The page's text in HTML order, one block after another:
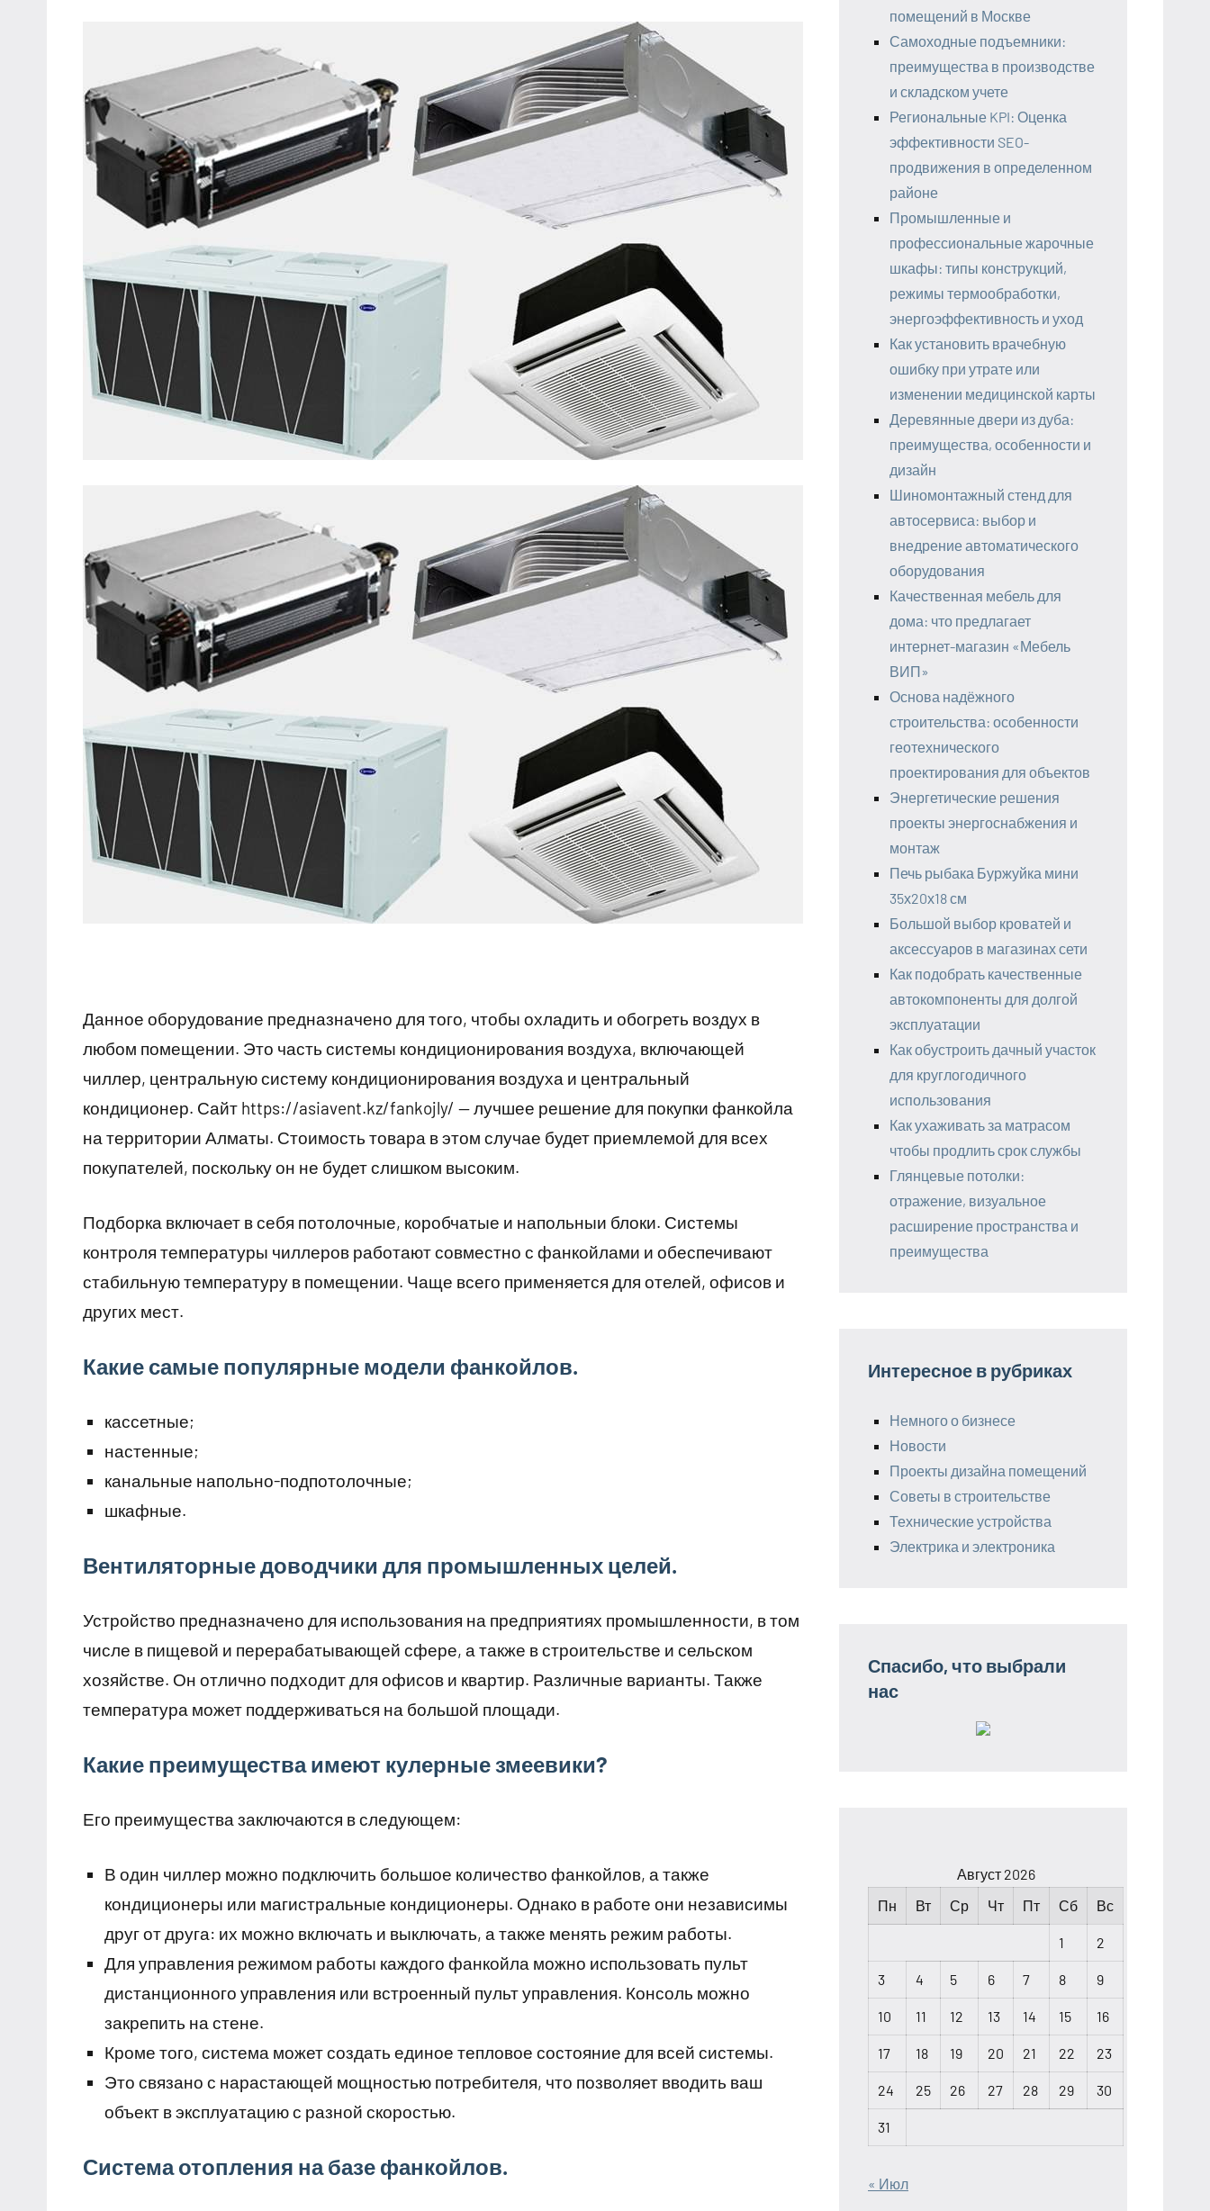
Данное оборудование предназначено для того, чтобы охладить и обогреть воздух в
любом помещении. Это часть системы кондиционирования воздуха, включающей
чиллер, центральную систему кондиционирования воздуха и центральный
кондиционер. Сайт https://asiavent.kz/fankojly/ — лучшее решение для покупки фанкойла
на территории Алматы. Стоимость товара в этом случае будет приемлемой для всех
покупателей, поскольку он не будет слишком высоким.
Подборка включает в себя потолочные, коробчатые и напольныи блоки. Системы
контроля температуры чиллеров работают совместно с фанкойлами и обеспечивают
стабильную температуру в помещении. Чаще всего применяется для отелей, офисов и
других мест.
Какие самые популярные модели фанкойлов.
кассетные;
настенные;
канальные напольно-подпотолочные;
шкафные.
Вентиляторные доводчики для промышленных целей.
Устройство предназначено для использования на предприятиях промышленности, в том
числе в пищевой и перерабатывающей сфере, а также в строительстве и сельском
хозяйстве. Он отлично подходит для офисов и квартир. Различные варианты. Также
температура может поддерживаться на большой площади.
Какие преимущества имеют кулерные змеевики?
Его преимущества заключаются в следующем:
В один чиллер можно подключить большое количество фанкойлов, а также
кондиционеры или магистральные кондиционеры. Однако в работе они независимы
друг от друга: их можно включать и выключать, а также менять режим работы.
Для управления режимом работы каждого фанкойла можно использовать пульт
дистанционного управления или встроенный пульт управления. Консоль можно
закрепить на стене.
Кроме того, система может создать единое тепловое состояние для всей системы.
Это связано с нарастающей мощностью потребителя, что позволяет вводить ваш
объект в эксплуатацию с разной скоростью.
Система отопления на базе фанкойлов.
помещений в Москве
Самоходные подъемники:
преимущества в производстве
и складском учете
Региональные KPI: Оценка
эффективности SEO-
продвижения в определенном
районе
Промышленные и
профессиональные жарочные
шкафы: типы конструкций,
режимы термообработки,
энергоэффективность и уход
Как установить врачебную
ошибку при утрате или
изменении медицинской карты
Деревянные двери из дуба:
преимущества, особенности и
дизайн
Шиномонтажный стенд для
автосервиса: выбор и
внедрение автоматического
оборудования
Качественная мебель для
дома: что предлагает
интернет-магазин «Мебель
ВИП»
Основа надёжного
строительства: особенности
геотехнического
проектирования для объектов
Энергетические решения
проекты энергоснабжения и
монтаж
Печь рыбака Буржуйка мини
35х20х18 см
Большой выбор кроватей и
аксессуаров в магазинах сети
Как подобрать качественные
автокомпоненты для долгой
эксплуатации
Как обустроить дачный участок
для круглогодичного
использования
Как ухаживать за матрасом
чтобы продлить срок службы
Глянцевые потолки:
отражение, визуальное
расширение пространства и
преимущества
Интересное в рубриках
Немного о бизнесе
Новости
Проекты дизайна помещений
Советы в строительстве
Технические устройства
Электрика и электроника
Спасибо, что выбрали
нас
Август 2026
Пн
Вт Ср Чт Пт Сб Вс
1 2
3 4 5 6 7 8 9
10 11 12 13 14 15 16
17 18 19 20 21 22 23
24 25 26 27 28 29 30
31
« Июл